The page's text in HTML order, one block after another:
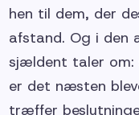
hen til dem, der
afstand. Og i den
sjældent taler om:
er det næsten
træffer